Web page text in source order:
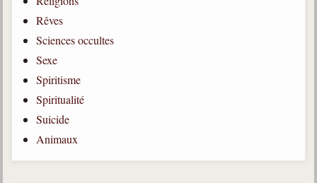
Gabriel Delanne
1857-1926
Chico Xavier
1910-2002
Divaldo Franco
1927-2025
Bibliothèque
Rêves
Sciences occultes
Sexe
Spiritisme
Spiritualité
Suicide
Animaux